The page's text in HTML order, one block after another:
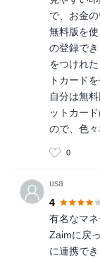
で、お金の
無料版を
の登録で
をつけれ
トカード
自分は無
ットカー
ので、色々
0
usa
4
有名なマ
Zaimに戻
に連携で